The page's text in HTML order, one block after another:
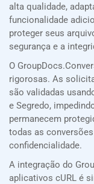
alta qualidade,
funcionalidade
proteger seus
segurança e a
O
rigorosas. As
são validadas
e Segredo,
permanecem
todas as
confidencialidade.
A integração do
aplicativos cURL é